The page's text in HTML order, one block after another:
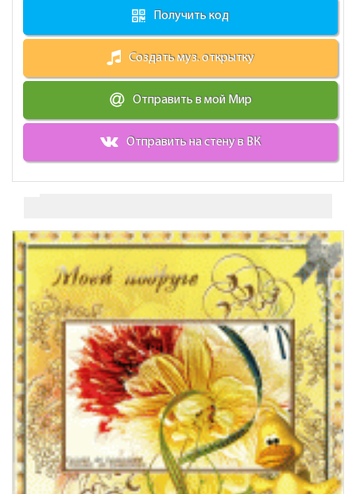
Получить код
Создать муз. открытку
Отправить в мой Мир
Отправить на стену в ВК